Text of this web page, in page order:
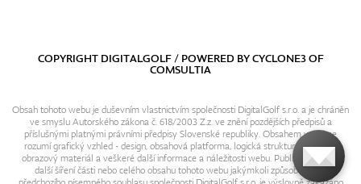
COPYRIGHT DIGITALGOLF / POWERED BYCYCLONE3OF
COMSULTIA
Obsah tohoto webu je duševním vlastnictvím společnosti DigitalGolf s.r.o. a je chráněn
ve smyslu Autorského zákona č. 618/2003 Z.z. ve znění pozdějších předpisů a
příslušnými platnými právními předpisy Slovenské republiky. Obsahem webu se
rozumí grafický vzhled - design, obsahová platforma, logická struktura, textový i
obrazový materiál a veškeré další informace a náležitosti webu. Publikování resp.
další šíření části nebo celého obsahu tohoto webu jakýmkoli způsobem bez